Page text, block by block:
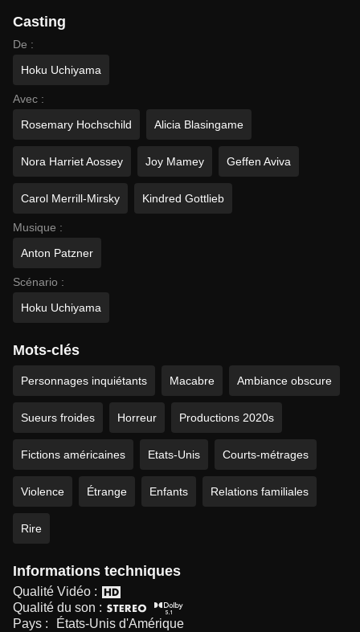
Casting
De :
Hoku Uchiyama
Avec :
Rosemary Hochschild
Alicia Blasingame
Nora Harriet Aossey Joy Mamey Geffen Aviva
Carol Merrill-Mirsky Kindred Gottlieb
Musique :
Anton Patzner
Scénario :
Hoku Uchiyama
Mots-clés
Personnages inquiétants Macabre Ambiance obscure
Sueurs froides Horreur Productions 2020s
Fictions américaines Etats-Unis Courts-métrages
Violence Étrange Enfants Relations familiales
Rire
Informations techniques
Qualité Vidéo :
Qualité du son :
Pays :
États-Unis d'Amérique